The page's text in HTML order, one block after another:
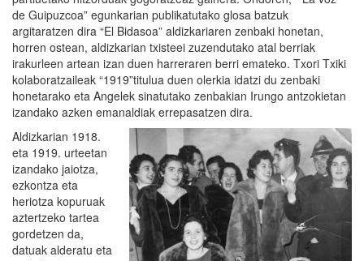
de Guipuzcoa” egunkarian publikatutako glosa batzuk
argitaratzen dira “El Bidasoa” aldizkariaren zenbaki honetan,
horren ostean, aldizkarian txisteei zuzendutako atal berriak
irakurleen artean izan duen harreraren berri emateko. Txori Txiki
kolaboratzaileak “1919”titulua duen olerkia idatzi du zenbaki
honetarako eta Angelek sinatutako zenbakian Irungo antzokietan
izandako azken emanaldiak errepasatzen dira.
Aldizkarian 1918.
eta 1919. urteetan
izandako jaiotza,
ezkontza eta
heriotza kopuruak
aztertzeko tartea
gordetzen da,
datuak alderatu eta